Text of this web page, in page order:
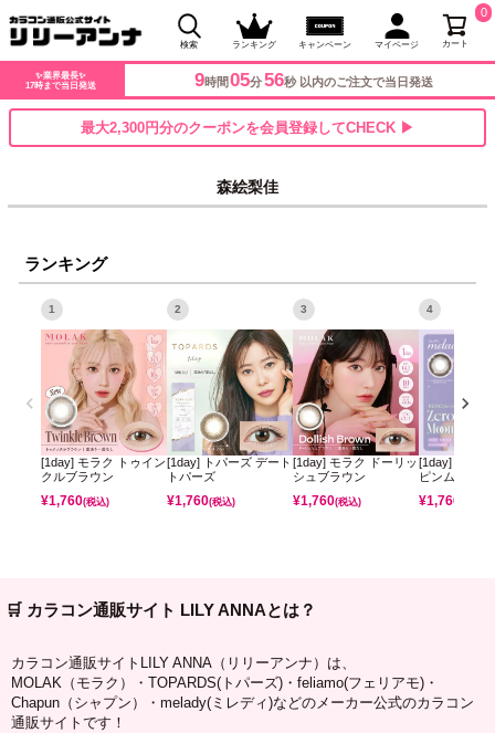
検索 ランキング キャンペーン マイページ カート
0
✨業界最長✨
17時まで当日発送
9時間 05分56秒 以内のご注文で当日発送
最大2,300円分のクーポンを会員登録してCHECK ▶
森絵梨佳
ランキング
1
[1day] モラク トゥイン
クルブラウン
¥1,760(税込)
2
[1day] トパーズ デート
トパーズ
¥1,760(税込)
3
[1day] モラク ドーリッ
シュブラウン
¥1,760(税込)
4
[1day] ミレデ
ピンムーン
¥1,760
🛒 カラコン通販サイト LILY ANNAとは？
カラコン通販サイトLILY ANNA（リリーアンナ）は、
MOLAK（モラク）・TOPARDS(トパーズ)・feliamo(フェリアモ)・
Chapun（シャプン）・melady(ミレディ)などのメーカー公式のカラコン
通販サイトです！